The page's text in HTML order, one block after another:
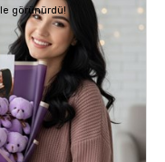
görünürdü!